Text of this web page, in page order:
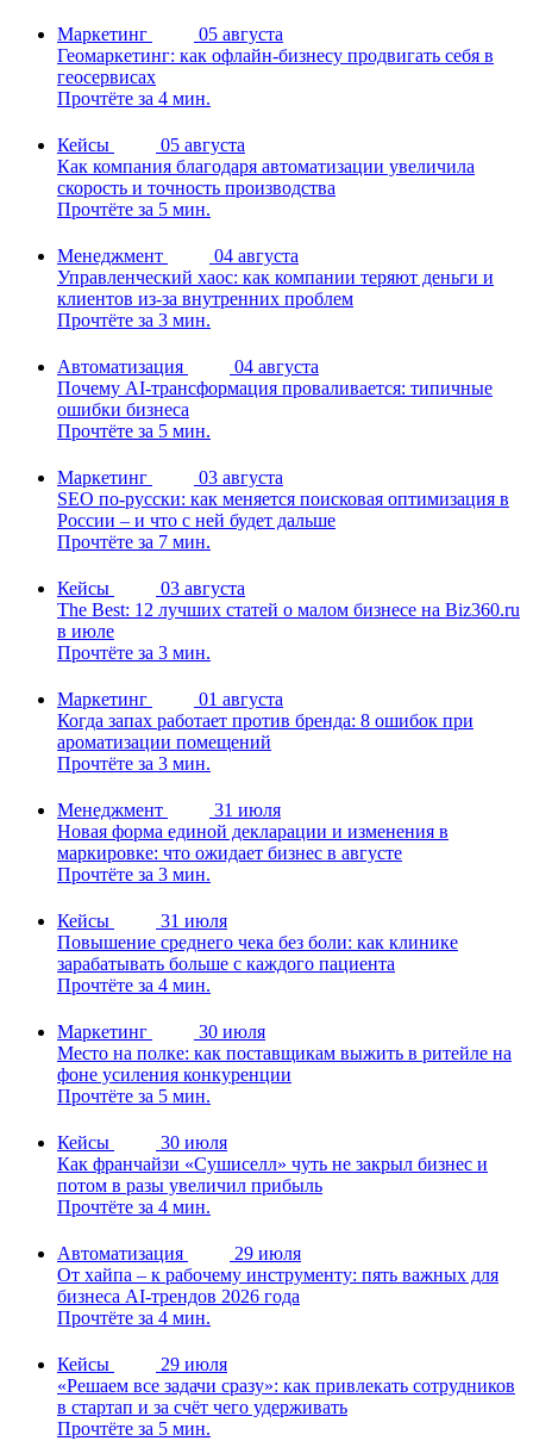
Маркетинг
05 августа
Геомаркетинг: как офлайн-бизнесу продвигать себя в
геосервисах
Прочтёте за 4 мин.
Кейсы
05 августа
Как компания благодаря автоматизации увеличила
скорость и точность производства
Прочтёте за 5 мин.
Менеджмент
04 августа
Управленческий хаос: как компании теряют деньги и
клиентов из-за внутренних проблем
Прочтёте за 3 мин.
Автоматизация
04 августа
Почему AI-трансформация проваливается: типичные
ошибки бизнеса
Прочтёте за 5 мин.
Маркетинг
03 августа
SEO по-русски: как меняется поисковая оптимизация в
России – и что с ней будет дальше
Прочтёте за 7 мин.
Кейсы
03 августа
The Best: 12 лучших статей о малом бизнесе на Biz360.ru
в июле
Прочтёте за 3 мин.
Маркетинг
01 августа
Когда запах работает против бренда: 8 ошибок при
ароматизации помещений
Прочтёте за 3 мин.
Менеджмент
31 июля
Новая форма единой декларации и изменения в
маркировке: что ожидает бизнес в августе
Прочтёте за 3 мин.
Кейсы
31 июля
Повышение среднего чека без боли: как клинике
зарабатывать больше с каждого пациента
Прочтёте за 4 мин.
Маркетинг
30 июля
Место на полке: как поставщикам выжить в ритейле на
фоне усиления конкуренции
Прочтёте за 5 мин.
Кейсы
30 июля
Как франчайзи «Сушиселл» чуть не закрыл бизнес и
потом в разы увеличил прибыль
Прочтёте за 4 мин.
Автоматизация
29 июля
От хайпа – к рабочему инструменту: пять важных для
бизнеса AI-трендов 2026 года
Прочтёте за 4 мин.
Кейсы
29 июля
«Решаем все задачи сразу»: как привлекать сотрудников
в стартап и за счёт чего удерживать
Прочтёте за 5 мин.